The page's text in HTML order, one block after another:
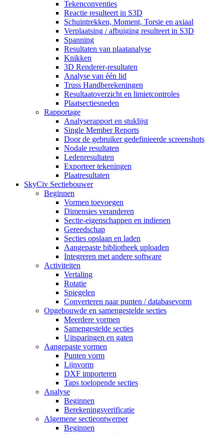
Tekenconventies
Reactie resulteert in S3D
Schuintrekken, Moment, Torsie en axiaal
Verplaatsing / afbuiging resulteert in S3D
Spanning
Resultaten van plaatanalyse
Knikken
3D Renderer-resultaten
Analyse van één lid
Truss Handberekeningen
Resultaatoverzicht en limietcontroles
Plaatsectiesneden
Rapportage
Analyserapport en stuklijst
Single Member Reports
Door de gebruiker gedefinieerde screenshots
Nodale resultaten
Ledenresultaten
Exporteer tekeningen
Plaatresultaten
SkyCiv Sectiebouwer
Beginnen
Vormen toevoegen
Dimensies veranderen
Sectie-eigenschappen en indienen
Gereedschap
Secties opslaan en laden
Aangepaste bibliotheek uploaden
Integreren met andere software
Activiteiten
Vertaling
Rotatie
Spiegelen
Converteren naar punten / databasevorm
Opgebouwde en samengestelde secties
Meerdere vormen
Samengestelde secties
Uitsparingen en gaten
Aangepaste vormen
Punten vorm
Lijnvorm
DXF importeren
Taps toelopende secties
Analyse
Beginnen
Berekeningsverificatie
Algemene sectieontwerper
Beginnen